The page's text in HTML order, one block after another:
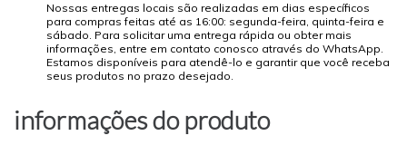
Nossas entregas locais são realizadas em dias específicos
para compras feitas até as 16:00: segunda-feira, quinta-feira e
sábado. Para solicitar uma entrega rápida ou obter mais
informações, entre em contato conosco através do WhatsApp.
Estamos disponíveis para atendê-lo e garantir que você receba
seus produtos no prazo desejado.
informações do produto